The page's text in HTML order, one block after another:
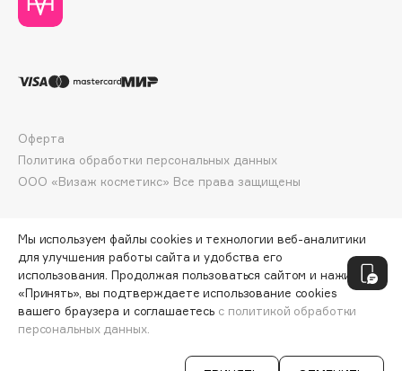
Dessange
Dolce & Gabbana
Dorco
DP Daily Perfection
Dr. Vranjes Firenze
Dr.Ceuracle
Dr.Jart+
Dyson
СООБЩИТЬ О ПОСТУПЛЕНИИ
ООО «Визаж косметикс» Все права защищены
Оферта
Политика обработки персональных данных
Мы используем файлы cookies и технологии веб-аналитики
для улучшения работы сайта и удобства его
использования. Продолжая пользоваться сайтом и нажимая
«Принять», вы подтверждаете использование cookies
вашего браузера и соглашаетесь с политикой обработки
персональных данных.